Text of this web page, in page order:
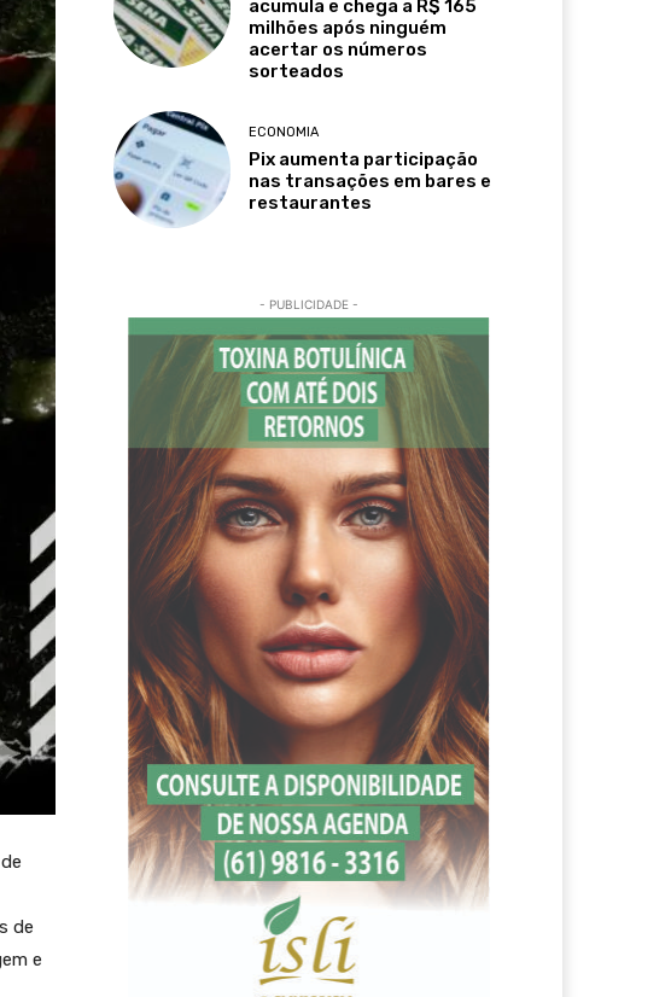
de
e
acumula e chega a R$ 165
milhões após ninguém
acertar os números
sorteados
ECONOMIA
Pix aumenta participação
nas transações em bares e
restaurantes
- PUBLICIDADE -